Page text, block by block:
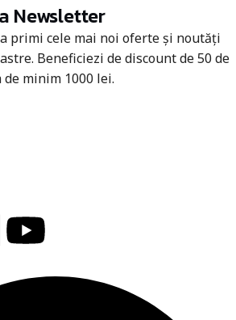
Newsletter
primi cele mai noi oferte și noutăți
Beneficiezi de discount de 50 de
minim 1000 lei.